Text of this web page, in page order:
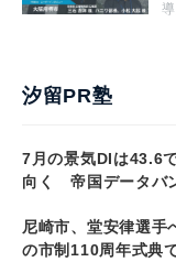
汐留PR塾
7月の景気DIは43.6
向く 帝国データバ
尼崎市、堂安律選
の市制110周年式典